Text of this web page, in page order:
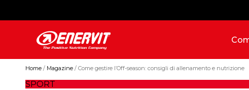
Home Magazine Come gestire l’Off-season: consigli di allenamento e nutrizione
SPORT